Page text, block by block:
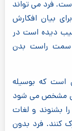
فرد می تواند
بیان افکارش
دیده است در
سمت راست بدن
است که بوسیله
مشخص می شود
را بشنوند و لغات
کنند. فرد بدون